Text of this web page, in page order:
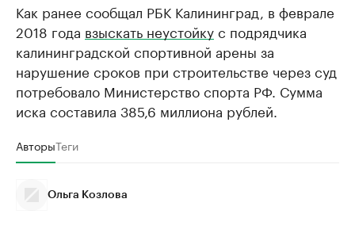
Как ранее сообщал РБК Калининград, в феврале
2018 года взыскать неустойкус подрядчика
калининградской спортивной арены за
нарушение сроков при строительстве через суд
потребовало Министерство спорта РФ. Сумма
иска составила 385,6 миллиона рублей.
АвторыТеги
Ольга Козлова